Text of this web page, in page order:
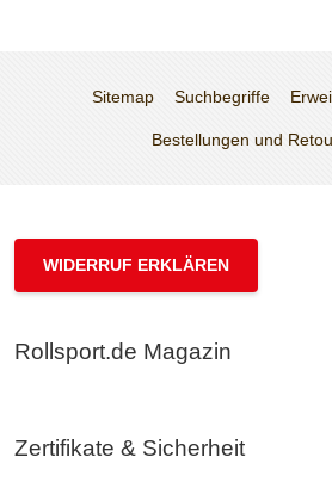
Sitemap Suchbegriffe
Bestellungen und
WIDERRUF ERKLÄREN
Rollsport.de Magazin
Zertifikate & Sicherheit